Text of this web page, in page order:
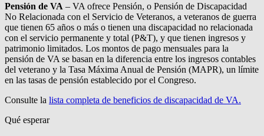
Pensión de VA – VA ofrece Pensión, o Pensión de Discapacidad
No Relacionada con el Servicio de Veteranos, a veteranos de guerra
que tienen 65 años o más o tienen una discapacidad no relacionada
con el servicio permanente y total (P&T), y que tienen ingresos y
patrimonio limitados. Los montos de pago mensuales para la
pensión de VA se basan en la diferencia entre los ingresos contables
del veterano y la Tasa Máxima Anual de Pensión (MAPR), un límite
en las tasas de pensión establecido por el Congreso.
Consulte la lista completa de beneficios de discapacidad de VA.
Qué esperar